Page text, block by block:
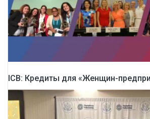
ICB: Кредиты для «Женщин-